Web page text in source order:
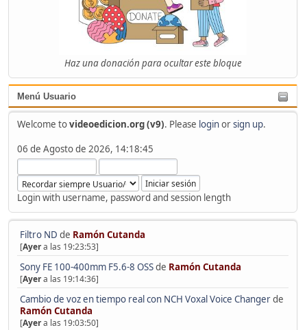
Haz una donación para ocultar este bloque
Menú Usuario
Welcome tovideoedicion.org (v9). Please loginorsign up.
06 de Agosto de 2026, 14:18:45
Login with username, password and session length
Filtro ND de Ramón Cutanda
[Ayera las 19:23:53]
Sony FE 100-400mm F5.6-8 OSSde Ramón Cutanda
[Ayera las 19:14:36]
Cambio de voz en tiempo real con NCH Voxal Voice Changerde
Ramón Cutanda
[Ayera las 19:03:50]